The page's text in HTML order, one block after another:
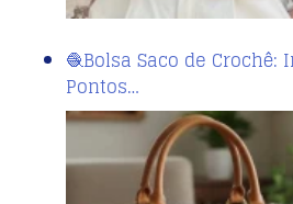
🧶Bolsa Saco de
Pontos…